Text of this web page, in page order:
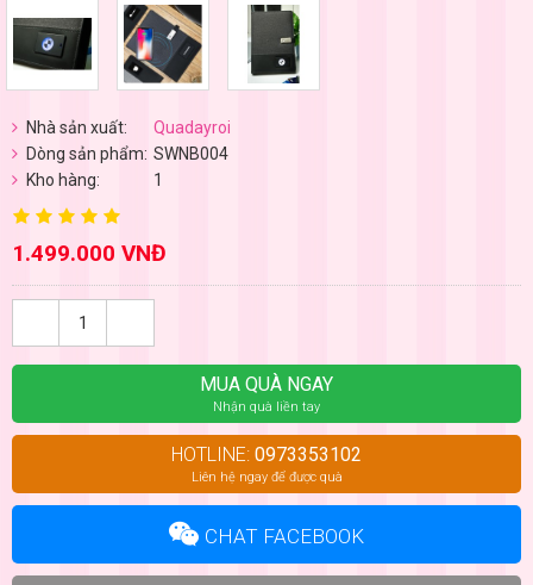
Nhà sản xuất:
Quadayroi
Dòng sản phẩm: SWNB004
Kho hàng:
1
1.499.000 VNĐ
MUA QUÀ NGAY
Nhận quà liền tay
HOTLINE: 0973353102
Liên hệ ngay để được quà
CHAT FACEBOOK